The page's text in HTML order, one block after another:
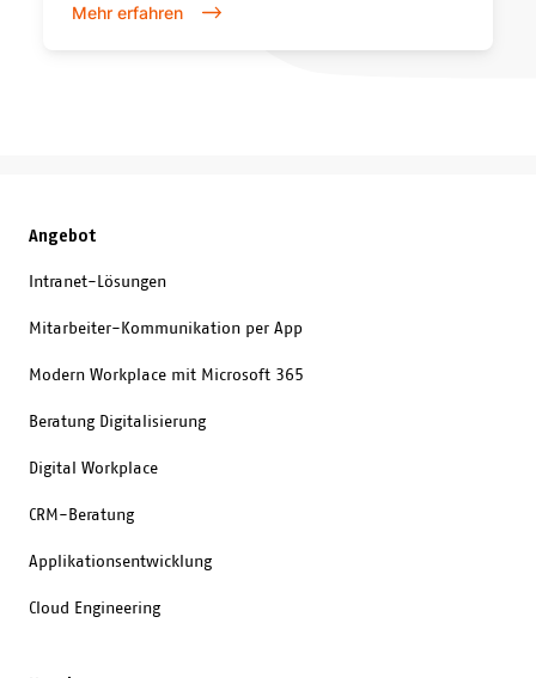
interne Kommunikation auf ein neues Level.
Mehr erfahren
Angebot
Intranet-Lösungen
Mitarbeiter-Kommunikation per App
Modern Workplace mit Microsoft 365
Beratung Digitalisierung
Digital Workplace
CRM-Beratung
Applikationsentwicklung
Cloud Engineering